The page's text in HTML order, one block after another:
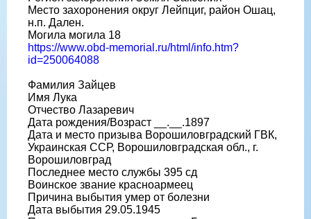
Место захоронения округ Лейпциг, район Ошац,
н.п. Дален.
Могила могила 18
https://www.obd-memorial.ru/html/info.htm?
id=250064088
Фамилия Зайцев
Имя Лука
Отчество Лазаревич
Дата рождения/Возраст __.__.1897
Дата и место призыва Ворошиловградский ГВК,
Украинская ССР, Ворошиловградская обл., г.
Ворошиловград
Последнее место службы 395 сд
Воинское звание красноармеец
Причина выбытия умер от болезни
Дата выбытия 29.05.1945